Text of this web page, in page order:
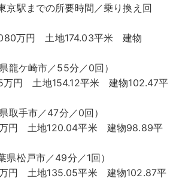
京駅までの所要時間／乗り換え回
万円 土地174.03平米 建物
龍ケ崎市／55分／0回）
円 土地154.12平米 建物102.47平
取手市／47分／0回）
土地120.04平米 建物98.89平
県松戸市／49分／1回）
土地135.05平米 建物102.87平